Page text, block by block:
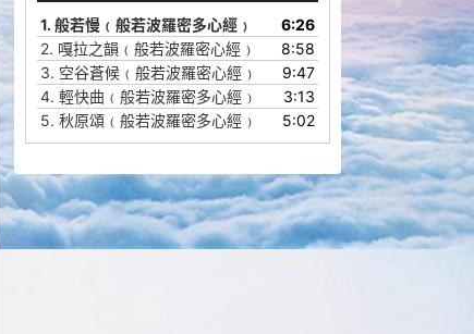
播
放
器
/
下
箭
头
键
增
高
或
降
1. 般若慢﹙般若波羅密多心經﹚
6:26
2. 嘎拉之韻﹙般若波羅密心經﹚
8:58
3. 空谷蒼候﹙般若波羅密心經﹚
9:47
4. 輕快曲﹙般若波羅密多心經﹚
3:13
5. 秋原頌﹙般若波羅密多心經﹚ 5:02